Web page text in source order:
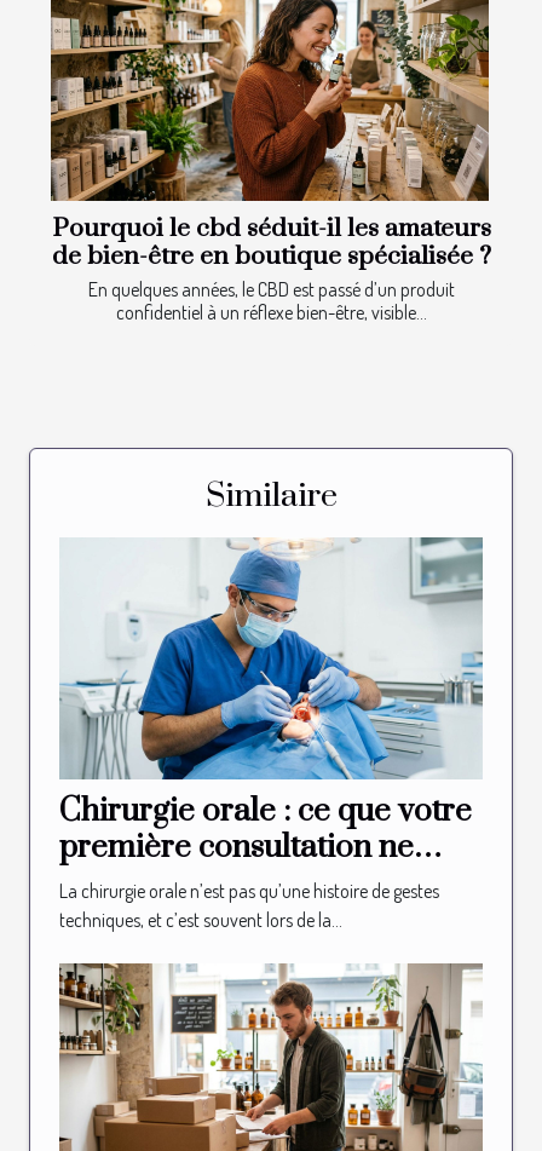
Pourquoi le cbd séduit-il les amateurs
de bien-être en boutique spécialisée ?
En quelques années, le CBD est passé d’un produit
confidentiel à un réflexe bien-être, visible...
Similaire
Chirurgie orale : ce que votre
première consultation ne
vous révélera jamais
La chirurgie orale n’est pas qu’une histoire de gestes
techniques, et c’est souvent lors de la...